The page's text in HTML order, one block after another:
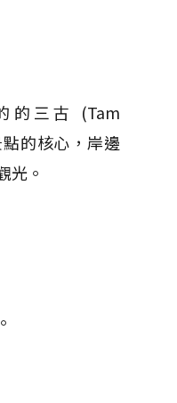
的三古 (Tam
的核心，岸邊
光。